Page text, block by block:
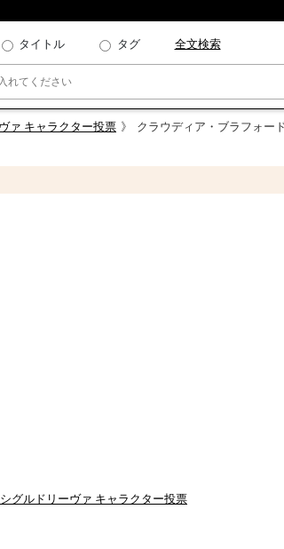
タイトル タグ 全文検索
ァ キャラクター投票 クラウディア・ブラフォー
グルドリーヴァ キャラクター投票